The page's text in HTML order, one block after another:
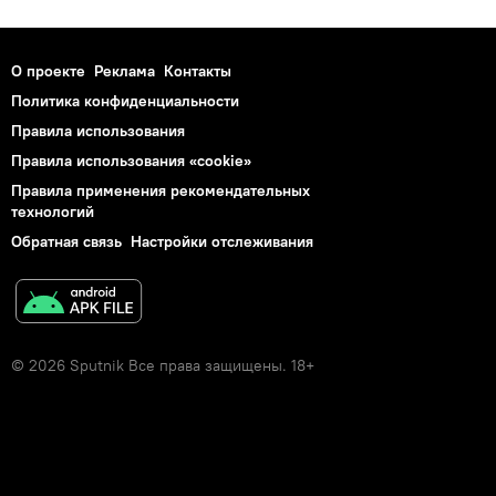
О проекте Реклама Контакты
Политика конфиденциальности
Правила использования
Правила использования «cookie»
Правила применения рекомендательных
технологий
Обратная связь Настройки отслеживания
© 2026 Sputnik Все права защищены. 18+